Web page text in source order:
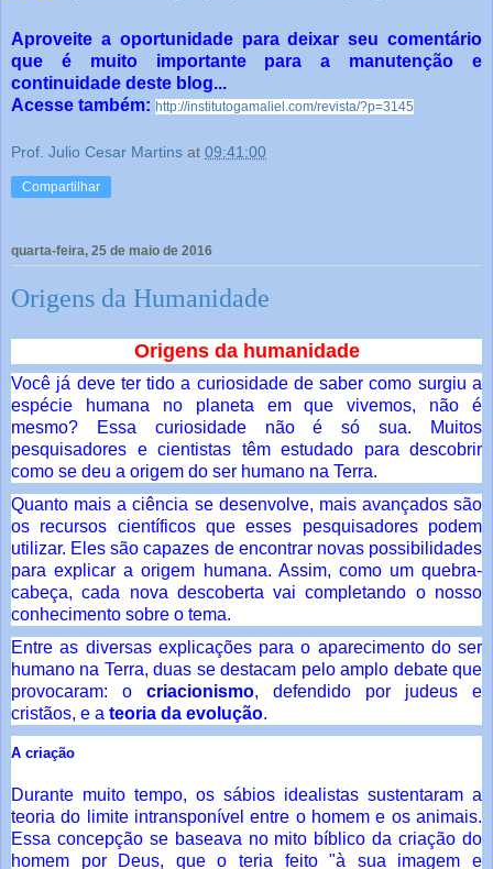
Aproveite a oportunidade para deixar seu comentário
que é muito importante para a manutenção e
continuidade deste blog...
Acesse também: http://institutogamaliel.com/revista/?p=3145
Prof. Julio Cesar Martins at 09:41:00
Compartilhar
quarta-feira, 25 de maio de 2016
Origens da Humanidade
Origens da humanidade
Você já deve ter tido a curiosidade de saber como surgiu a
espécie humana no planeta em que vivemos, não é
mesmo? Essa curiosidade não é só sua. Muitos
pesquisadores e cientistas têm estudado para descobrir
como se deu a origem do ser humano na Terra.
Quanto mais a ciência se desenvolve, mais avançados são
os recursos científicos que esses pesquisadores podem
utilizar. Eles são capazes de encontrar novas possibilidades
para explicar a origem humana. Assim, como um quebra-
cabeça, cada nova descoberta vai completando o nosso
conhecimento sobre o tema.
Entre as diversas explicações para o aparecimento do ser
humano na Terra, duas se destacam pelo amplo debate que
provocaram: o criacionismo, defendido por judeus e
cristãos, e a teoria da evolução.
A criação
Durante muito tempo, os sábios idealistas sustentaram a
teoria do limite intransponível entre o homem e os animais.
Essa concepção se baseava no mito bíblico da criação do
homem por Deus, que o teria feito "à sua imagem e